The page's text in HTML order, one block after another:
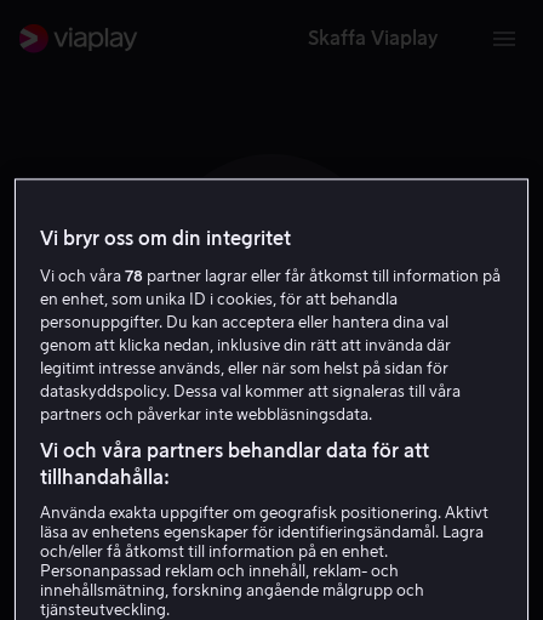
Skaffa Viaplay
W E
Wade Everett
Vi bryr oss om din integritet
Vi och våra78 partner lagrar eller får åtkomst till information på
en enhet, som unika ID i cookies, för att behandla
personuppgifter. Du kan acceptera eller hantera dina val
genom att klicka nedan, inklusive din rätt att invända där
legitimt intresse används, eller när som helst på sidan för
dataskyddspolicy. Dessa val kommer att signaleras till våra
partners och påverkar inte webbläsningsdata.
Vi och våra partners behandlar data för att
tillhandahålla:
Använda exakta uppgifter om geografisk positionering. Aktivt
läsa av enhetens egenskaper för identifieringsändamål. Lagra
och/eller få åtkomst till information på en enhet.
Personanpassad reklam och innehåll, reklam- och
innehållsmätning, forskning angående målgrupp och
tjänsteutveckling.